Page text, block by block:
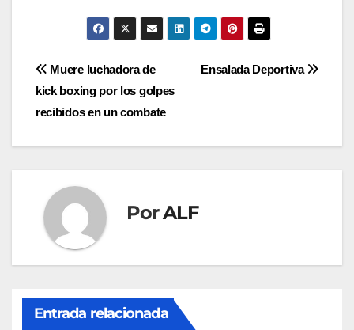
Navegación
de
entradas
Ensalada Deportiva
Muere luchadora de
kick boxing por los golpes
recibidos en un combate
PorALF
Entrada relacionada